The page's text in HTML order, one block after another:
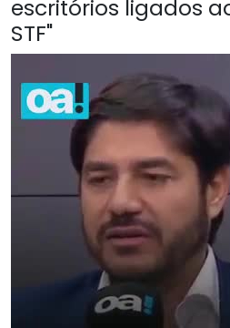
escritórios ligados
STF"